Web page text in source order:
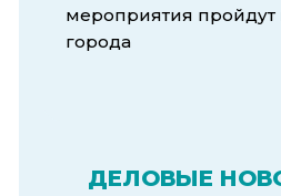
мероприятия пройдут
города
ДЕЛОВЫЕ